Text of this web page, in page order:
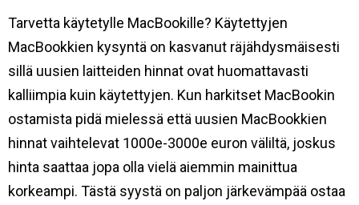
Tarvetta käytetylle MacBookille? Käytettyjen
MacBookkien kysyntä on kasvanut räjähdysmäisesti
sillä uusien laitteiden hinnat ovat huomattavasti
kalliimpia kuin käytettyjen. Kun harkitset MacBookin
ostamista pidä mielessä että uusien MacBookkien
hinnat vaihtelevat 1000e-3000e euron väliltä, joskus
hinta saattaa jopa olla vielä aiemmin mainittua
korkeampi. Tästä syystä on paljon järkevämpää ostaa